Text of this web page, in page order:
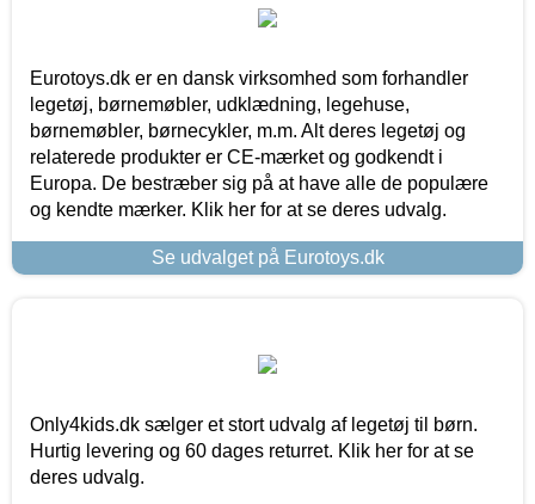
Eurotoys.dk er en dansk virksomhed som forhandler
legetøj, børnemøbler, udklædning, legehuse,
børnemøbler, børnecykler, m.m. Alt deres legetøj og
relaterede produkter er CE-mærket og godkendt i
Europa. De bestræber sig på at have alle de populære
og kendte mærker. Klik her for at se deres udvalg.
Se udvalget på Eurotoys.dk
Only4kids.dk sælger et stort udvalg af legetøj til børn.
Hurtig levering og 60 dages returret. Klik her for at se
deres udvalg.